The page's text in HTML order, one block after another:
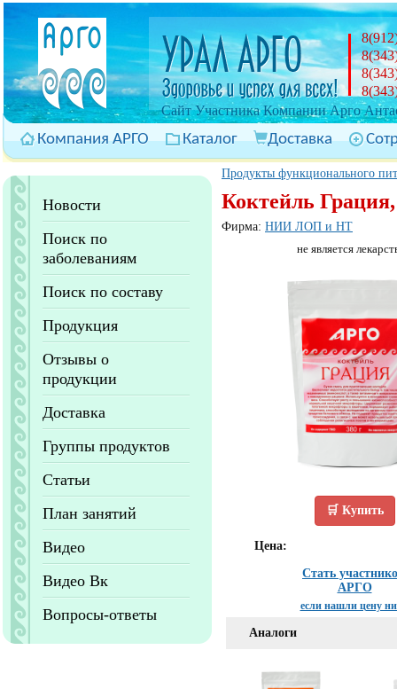
Cайт Участника Компании Арго
Компания АРГО Каталог Доставка
Новости
Поиск по
заболеваниям
Поиск по составу
Продукция
Отзывы о
продукции
Доставка
Группы продуктов
Статьи
План занятий
Видео
Видео Вк
Вопросы-ответы
Продукты функционального
Коктейль Грация,
Фирма: НИИ ЛОП и НТ
не является
🛒 Купить
Цена:
Стать
АРГО
если нашли цену
Аналоги